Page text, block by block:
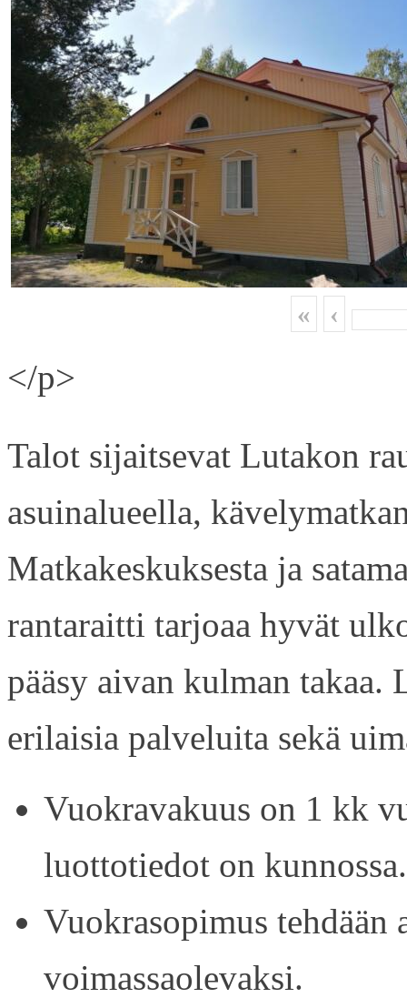
« ‹
</p>
Talot sijaitsevat Lutakon
asuinalueella,
Matkakeskuksesta ja
rantaraitti tarjoaa hyvät
pääsy aivan kulman
erilaisia palveluita sekä
Vuokravakuus on 1 kk
luottotiedot on kunnossa.
Vuokrasopimus tehdään
voimassaolevaksi.